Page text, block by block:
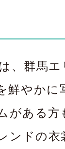
、群馬エ
鮮やか
がある方
ンドの衣